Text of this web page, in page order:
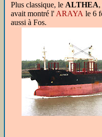
Plus classique, le ALTHEA
avait montré l' ARAYA le 6
aussi à Fos.